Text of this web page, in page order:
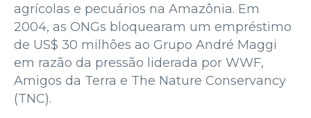
agrícolas e pecuários na Amazônia. Em
2004, as ONGs bloquearam um empréstimo
de US$ 30 milhões ao Grupo André Maggi
em razão da pressão liderada por WWF,
Amigos da Terra e The Nature Conservancy
(TNC).